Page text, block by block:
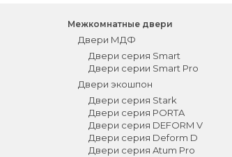
Межкомнатные двери
Двери МДФ
Двери серия Smart
Двери серии Smart Pro
Двери экошпон
Двери серия Stark
Двери серия PORTA
Двери серия DEFORM V
Двери серия Deform D
Двери серия Atum Pro